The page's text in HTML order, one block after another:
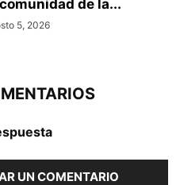
de la...
5, 2026
UN COMENTARIO